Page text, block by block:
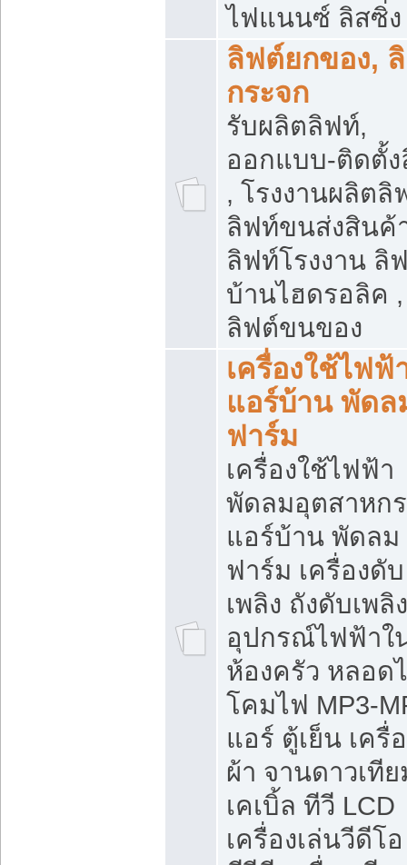
ไฟแนนซ์ ลิสซิ่ง
ลิฟต์ยกของ,
กระจก
รับผลิตลิฟท์,
ออกแบบ-ติดตั้
, โรงงานผลิตลิ
ลิฟท์ขนส่งสินค้
ลิฟท์โรงงาน ลิ
บ้านไฮดรอลิค ,
ลิฟต์ขนของ
เครื่องใช้ไฟฟ้
แอร์บ้าน พัดล
ฟาร์ม
เครื่องใช้ไฟฟ้า
พัดลมอุตสาหก
แอร์บ้าน พัดลม
ฟาร์ม เครื่องดับ
เพลิง ถังดับเพลิง
อุปกรณ์ไฟฟ้าใ
ห้องครัว หลอด
โคมไฟ MP3-
แอร์ ตู้เย็น เครื่
ผ้า จานดาวเทีย
เคเบิ้ล ทีวี LCD
เครื่องเล่นวีดีโอ